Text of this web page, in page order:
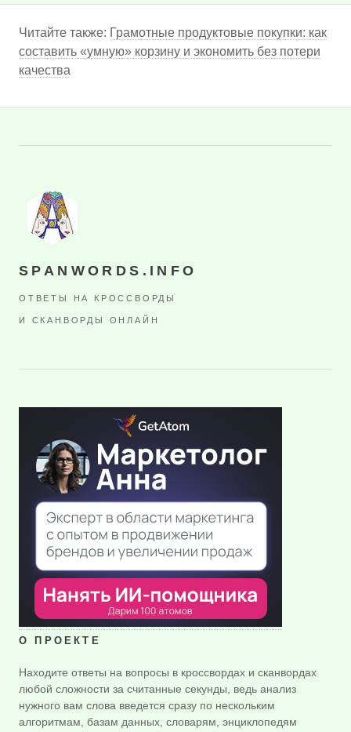
Читайте также: Грамотные продуктовые покупки: как
составить «умную» корзину и экономить без потери
качества
SPANWORDS.INFO
ОТВЕТЫ НА КРОССВОРДЫ
И СКАНВОРДЫ ОНЛАЙН
О ПРОЕКТЕ
Находите ответы на вопросы в кроссвордах и сканвордах
любой сложности за считанные секунды, ведь анализ
нужного вам слова введется сразу по нескольким
алгоритмам, базам данных, словарям, энциклопедям